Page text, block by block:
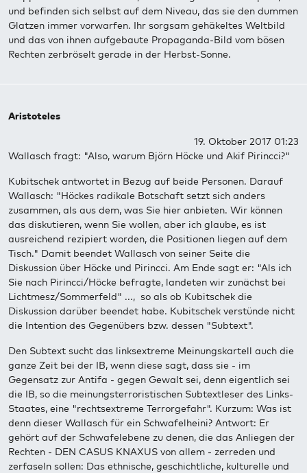
und befinden sich selbst auf dem Niveau, das sie den dummen
Glatzen immer vorwarfen. Ihr sorgsam gehäkeltes Weltbild
und das von ihnen aufgebaute Propaganda-Bild vom bösen
Rechten zerbröselt gerade in der Herbst-Sonne.
Aristoteles
19. Oktober 2017 01:23
Wallasch fragt: "Also, warum Björn Höcke und Akif Pirincci?"
Kubitschek antwortet in Bezug auf beide Personen. Darauf
Wallasch: "Höckes radikale Botschaft setzt sich anders
zusammen, als aus dem, was Sie hier anbieten. Wir können
das diskutieren, wenn Sie wollen, aber ich glaube, es ist
ausreichend rezipiert worden, die Positionen liegen auf dem
Tisch." Damit beendet Wallasch von seiner Seite die
Diskussion über Höcke und Pirincci. Am Ende sagt er: "Als ich
Sie nach Pirincci/Höcke befragte, landeten wir zunächst bei
Lichtmesz/Sommerfeld" ..., so als ob Kubitschek die
Diskussion darüber beendet habe. Kubitschek verstünde nicht
die Intention des Gegenübers bzw. dessen "Subtext".
Den Subtext sucht das linksextreme Meinungskartell auch die
ganze Zeit bei der IB, wenn diese sagt, dass sie - im
Gegensatz zur Antifa - gegen Gewalt sei, denn eigentlich sei
die IB, so die meinungsterroristischen Subtextleser des Links-
Staates, eine "rechtsextreme Terrorgefahr". Kurzum: Was ist
denn dieser Wallasch für ein Schwafelheini? Antwort: Er
gehört auf der Schwafelebene zu denen, die das Anliegen der
Rechten - DEN CASUS KNAXUS von allem - zerreden und
zerfaseln sollen: Das ethnische, geschichtliche, kulturelle und